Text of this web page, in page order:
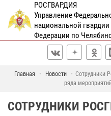
РОСГВАРДИЯ
Управление
национальной
Федерации по
Главная Новости
Сотрудники
ряда
СОТРУДНИКИ